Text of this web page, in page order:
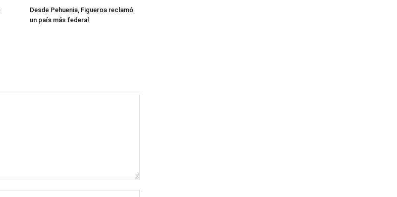
Desde Pehuenia, Figueroa reclamó
un país más federal